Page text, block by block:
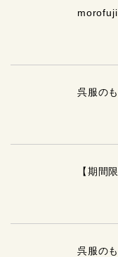
呉服の
【期間
呉服の